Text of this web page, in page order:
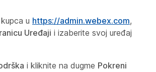
u https:/​/​admin.webex.com,
Uređaji i izaberite svoj uređaj
i kliknite na dugme Pokreni